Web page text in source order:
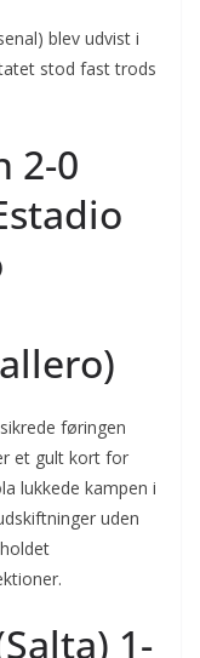
blev udvist i
stod fast trods
2-0
føringen
et gult kort for
lukkede kampen i
uden
1-